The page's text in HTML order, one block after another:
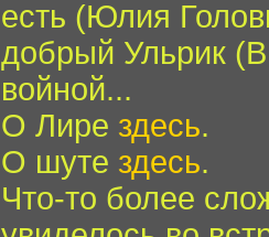
есть (Юлия
добрый Ульрик
войной...
О Лире здесь.
О шуте здесь.
Что-то более